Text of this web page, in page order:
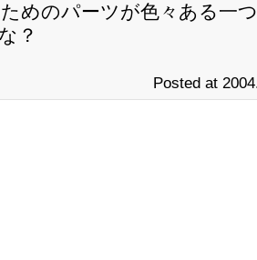
めのパーツが色々ある一
？
Posted at